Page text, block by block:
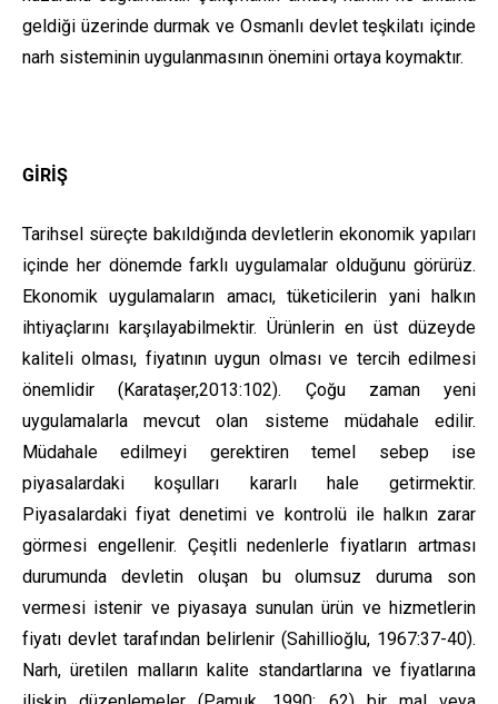
geldiği üzerinde durmak ve Osmanlı devlet teşkilatı içinde
narh sisteminin uygulanmasının önemini ortaya koymaktır.
GİRİŞ
Tarihsel süreçte bakıldığında devletlerin ekonomik yapıları
içinde her dönemde farklı uygulamalar olduğunu görürüz.
Ekonomik uygulamaların amacı, tüketicilerin yani halkın
ihtiyaçlarını karşılayabilmektir. Ürünlerin en üst düzeyde
kaliteli olması, fiyatının uygun olması ve tercih edilmesi
önemlidir (Karataşer,2013:102). Çoğu zaman yeni
uygulamalarla mevcut olan sisteme müdahale edilir.
Müdahale edilmeyi gerektiren temel sebep ise
piyasalardaki koşulları kararlı hale getirmektir.
Piyasalardaki fiyat denetimi ve kontrolü ile halkın zarar
görmesi engellenir. Çeşitli nedenlerle fiyatların artması
durumunda devletin oluşan bu olumsuz duruma son
vermesi istenir ve piyasaya sunulan ürün ve hizmetlerin
fiyatı devlet tarafından belirlenir (Sahillioğlu, 1967:37-40).
Narh, üretilen malların kalite standartlarına ve fiyatlarına